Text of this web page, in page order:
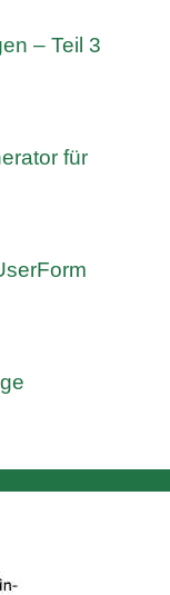
– Teil 3
für